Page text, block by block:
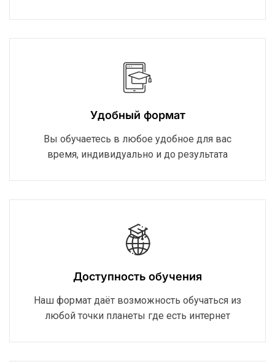
Удобный формат
Вы обучаетесь в любое удобное для вас
время, индивидуально и до результата
Доступность обучения
Наш формат даёт возможность обучаться из
любой точки планеты где есть интернет